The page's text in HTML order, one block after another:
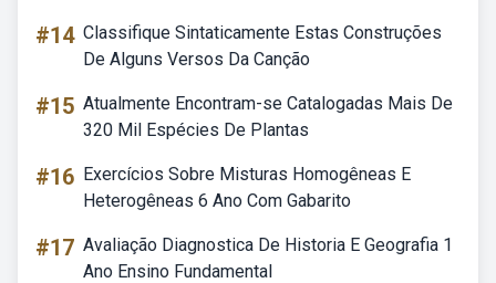
#14 Classifique Sintaticamente Estas Construções
De Alguns Versos Da Canção
#15 Atualmente Encontram-se Catalogadas Mais De
320 Mil Espécies De Plantas
#16 Exercícios Sobre Misturas Homogêneas E
Heterogêneas 6 Ano Com Gabarito
#17 Avaliação Diagnostica De Historia E Geografia 1
Ano Ensino Fundamental